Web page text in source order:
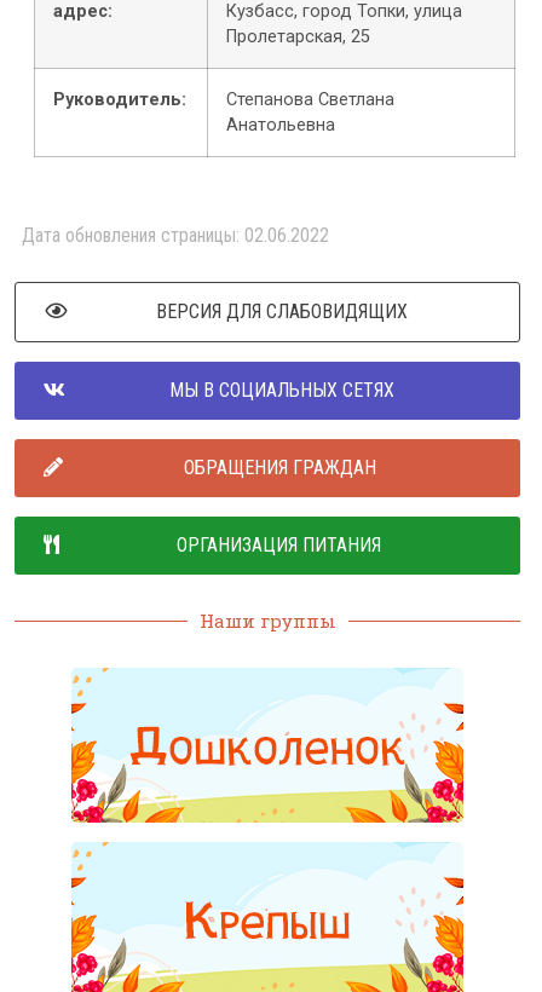
адрес:
Кузбасс, город Топки, улица
Пролетарская, 25
Руководитель:
Степанова Светлана
Анатольевна
Дата обновления страницы: 02.06.2022
ВЕРСИЯ ДЛЯ СЛАБОВИДЯЩИХ
МЫ В СОЦИАЛЬНЫХ СЕТЯХ
ОБРАЩЕНИЯ ГРАЖДАН
ОРГАНИЗАЦИЯ ПИТАНИЯ
Наши группы